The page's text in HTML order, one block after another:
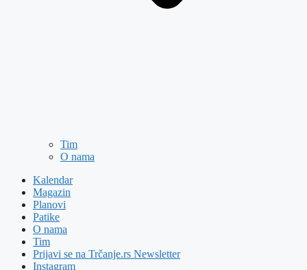
Tim
O nama
Kalendar
Magazin
Planovi
Patike
O nama
Tim
Prijavi se na Trčanje.rs Newsletter
Instagram